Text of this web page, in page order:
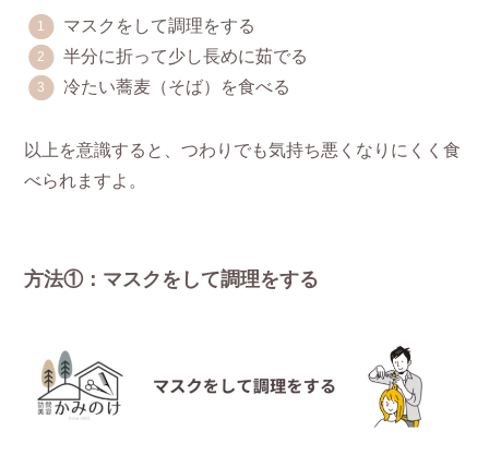
マスクをして調理をする
半分に折って少し長めに茹でる
冷たい蕎麦（そば）を食べる
以上を意識すると、つわりでも気持ち悪くなりにくく食
べられますよ。
方法①：マスクをして調理をする